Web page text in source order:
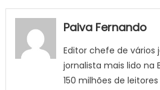
Paiva Fernando
Editor chefe de vários
jornalista mais lido na
150 milhões de leitores